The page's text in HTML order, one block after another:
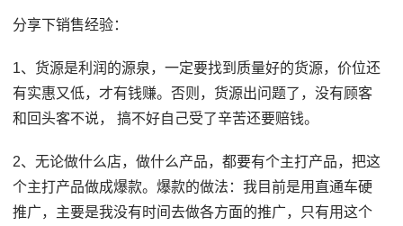
分享下销售经验：
1、货源是利润的源泉，一定要找到质量好的货源，价位还
有实惠又低，才有钱赚。否则，货源出问题了，没有顾客
和回头客不说， 搞不好自己受了辛苦还要赔钱。
2、无论做什么店，做什么产品，都要有个主打产品，把这
个主打产品做成爆款。爆款的做法：我目前是用直通车硬
推广，主要是我没有时间去做各方面的推广，只有用这个